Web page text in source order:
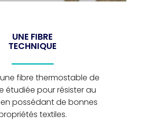
UNE FIBRE
TECHNIQUE
fibre thermostable de
étudiée pour résister au
possédant de bonnes
textiles.